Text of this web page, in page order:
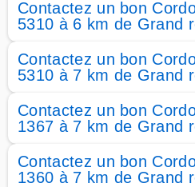
Contactez un bon
5310 à 6 km de Grand
Contactez un bon
5310 à 7 km de Grand
Contactez un bon
1367 à 7 km de Grand
Contactez un bon
1360 à 7 km de Grand